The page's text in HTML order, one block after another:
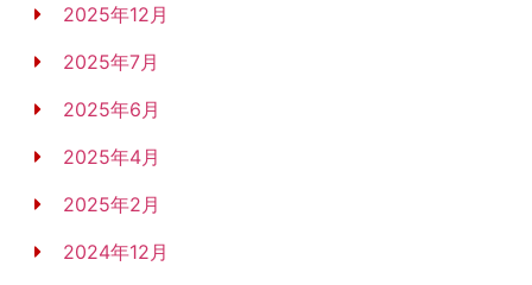
2025年12月
2025年7月
2025年6月
2025年4月
2025年2月
2024年12月